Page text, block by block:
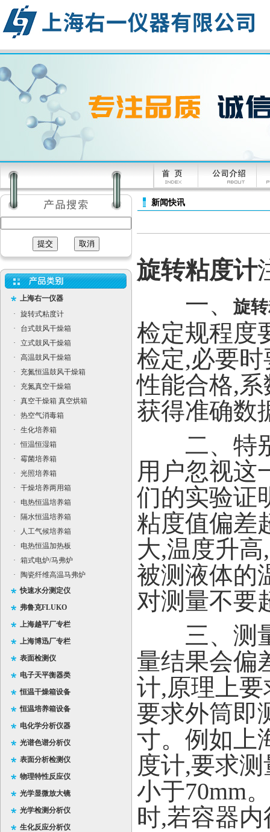
上海右一仪器
·
旋转式粘度计
·
台式鼓风干燥箱
·
立式鼓风干燥箱
·
高温鼓风干燥箱
·
充氮恒温鼓风干燥箱
·
充氮真空干燥箱
·
真空干燥箱 真空烘箱
·
热空气消毒箱
·
生化培养箱
·
恒温恒湿箱
·
霉菌培养箱
·
光照培养箱
·
干燥培养两用箱
·
电热恒温培养箱
·
隔水恒温培养箱
·
人工气候培养箱
·
电热恒温加热板
·
箱式电炉/马弗炉
·
陶瓷纤维高温马弗炉
快速水分测定仪
弗鲁克FLUKO
上海越平厂专栏
上海博迅厂专栏
表面检测仪
电子天平衡器类
恒温干燥箱设备
恒温培养箱设备
电化学分析仪器
光谱色谱分析仪
表面分析检测仪
物理特性反应仪
光学显微放大镜
光学检测分析仪
生化反应分析仪
新闻快讯
旋转粘度计
一、 旋
检定规程度
检定,必要
性能合格,
获得准确数
二、特别
用户忽视这
们的实验证
粘度值偏差
大,温度升
被测液体的
对测量不要
三、测量
量结果会偏
计,原理上
要求外筒即
寸。例如上
度计,要求
小于70mm
时,若容器